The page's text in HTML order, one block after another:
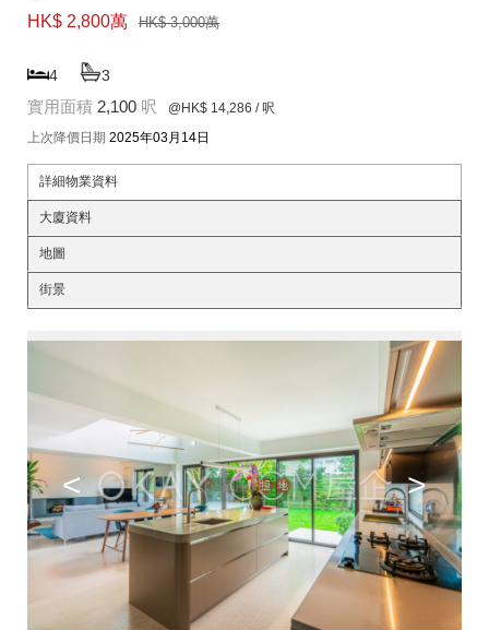
HK$ 2,800萬
HK$ 3,000萬
4 3
實用面積 2,100 呎 @HK$ 14,286 / 呎
上次降價日期 2025年03月14日
詳細物業資料
大廈資料
地圖
街景
< >